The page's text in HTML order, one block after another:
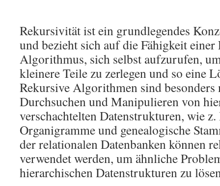
Rekursivität ist ein grundlegendes
und bezieht sich auf die Fähigkeit
Algorithmus, sich selbst aufzurufen,
kleinere Teile zu zerlegen und so eine
Rekursive Algorithmen sind
Durchsuchen und Manipulieren von
verschachtelten Datenstrukturen, wie
Organigramme und genealogische
der relationalen Datenbanken können
verwendet werden, um ähnliche
hierarchischen Datenstrukturen zu